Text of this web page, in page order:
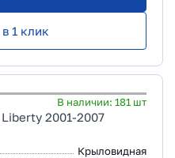
1 клик
В наличии: 181 шт
2001-2007
Крыловидная